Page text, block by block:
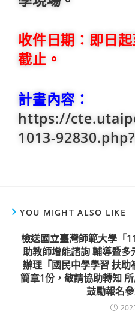
收件日期：即日
截止。
計畫內容：
https://
1013-
YOU MIGHT ALSO LIKE
檢送國立臺灣師範大學「
助教師增能諮詢 輔導暨多
辦理「國民中學學習 扶助
簡章1份，敬請協助轉知
鼓勵報名